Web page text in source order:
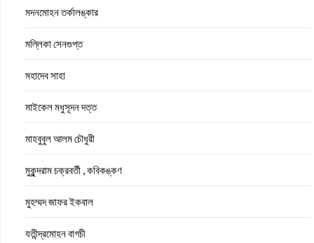
মদনমোহন তর্কালঙ্কার
মল্লিকা সেনগুপ্ত
মহাদেব সাহা
মাইকেল মধুসূদন দত্ত
মাহবুবুল আলম চৌধুরী
মুকুন্দরাম চক্রবর্তী , কবিকঙ্কণ
মুহম্মদ জাফর ইকবাল
যতীন্দ্রমোহন বাগচী